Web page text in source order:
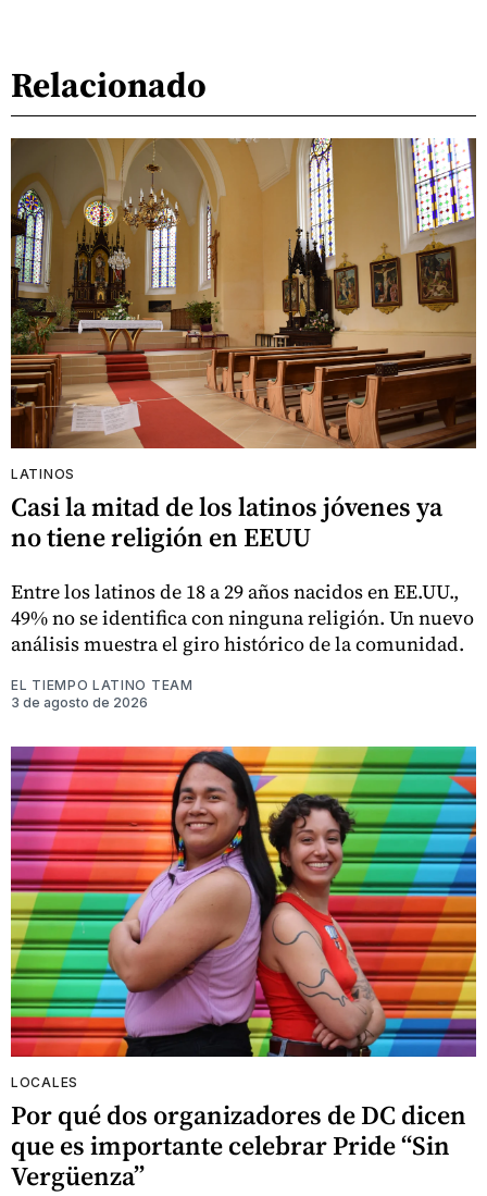
Relacionado
LATINOS
Casi la mitad de los latinos jóvenes ya
no tiene religión en EEUU
Entre los latinos de 18 a 29 años nacidos en EE.UU.,
49% no se identifica con ninguna religión. Un nuevo
análisis muestra el giro histórico de la comunidad.
EL TIEMPO LATINO TEAM
3 de agosto de 2026
LOCALES
Por qué dos organizadores de DC dicen
que es importante celebrar Pride “Sin
Vergüenza”